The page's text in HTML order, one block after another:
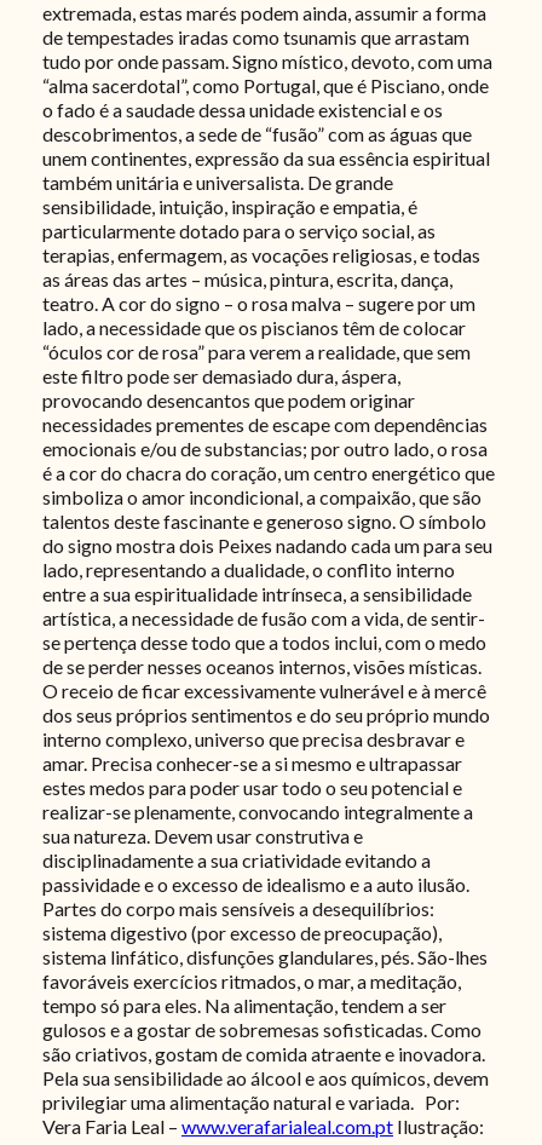
extremada, estas marés podem ainda, assumir a forma
de tempestades iradas como tsunamis que arrastam
tudo por onde passam. Signo místico, devoto, com uma
“alma sacerdotal”, como Portugal, que é Pisciano, onde
o fado é a saudade dessa unidade existencial e os
descobrimentos, a sede de “fusão” com as águas que
unem continentes, expressão da sua essência espiritual
também unitária e universalista. De grande
sensibilidade, intuição, inspiração e empatia, é
particularmente dotado para o serviço social, as
terapias, enfermagem, as vocações religiosas, e todas
as áreas das artes – música, pintura, escrita, dança,
teatro. A cor do signo – o rosa malva – sugere por um
lado, a necessidade que os piscianos têm de colocar
“óculos cor de rosa” para verem a realidade, que sem
este filtro pode ser demasiado dura, áspera,
provocando desencantos que podem originar
necessidades prementes de escape com dependências
emocionais e/ou de substancias; por outro lado, o rosa
é a cor do chacra do coração, um centro energético que
simboliza o amor incondicional, a compaixão, que são
talentos deste fascinante e generoso signo. O símbolo
do signo mostra dois Peixes nadando cada um para seu
lado, representando a dualidade, o conflito interno
entre a sua espiritualidade intrínseca, a sensibilidade
artística, a necessidade de fusão com a vida, de sentir-
se pertença desse todo que a todos inclui, com o medo
de se perder nesses oceanos internos, visões místicas.
O receio de ficar excessivamente vulnerável e à mercê
dos seus próprios sentimentos e do seu próprio mundo
interno complexo, universo que precisa desbravar e
amar. Precisa conhecer-se a si mesmo e ultrapassar
estes medos para poder usar todo o seu potencial e
realizar-se plenamente, convocando integralmente a
sua natureza. Devem usar construtiva e
disciplinadamente a sua criatividade evitando a
passividade e o excesso de idealismo e a auto ilusão.
Partes do corpo mais sensíveis a desequilíbrios:
sistema digestivo (por excesso de preocupação),
sistema linfático, disfunções glandulares, pés. São-lhes
favoráveis exercícios ritmados, o mar, a meditação,
tempo só para eles. Na alimentação, tendem a ser
gulosos e a gostar de sobremesas sofisticadas. Como
são criativos, gostam de comida atraente e inovadora.
Pela sua sensibilidade ao álcool e aos químicos, devem
privilegiar uma alimentação natural e variada. Por:
Vera Faria Leal – www.verafarialeal.com.pt Ilustração: